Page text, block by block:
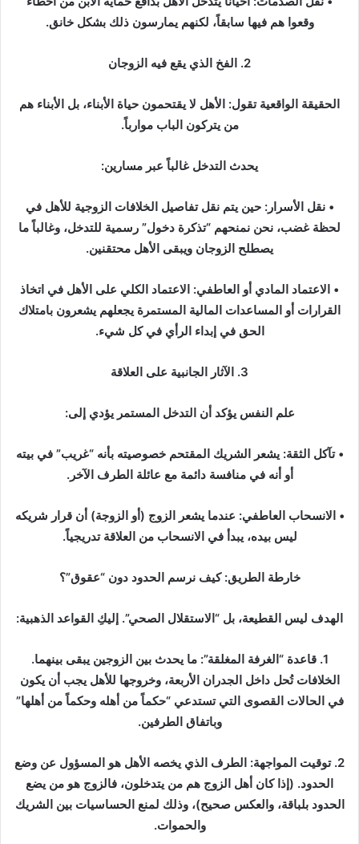
وقعوا هم فيها سابقاً، لكنهم يمارسون ذلك بشكل خانق.
2. الفخ الذي يقع فيه الزوجان
الحقيقة الواقعية تقول: الأهل لا يقتحمون حياة الأبناء، بل الأبناء هم
من يتركون الباب موارباً.
يحدث التدخل غالباً عبر مسارين:
• نقل الأسرار: حين يتم نقل تفاصيل الخلافات الزوجية للأهل في
لحظة غضب، نحن نمنحهم “تذكرة دخول” رسمية للتدخل، وغالباً ما
يصطلح الزوجان ويبقى الأهل محتقنين.
• الاعتماد المادي أو العاطفي: الاعتماد الكلي على الأهل في اتخاذ
القرارات أو المساعدات المالية المستمرة يجعلهم يشعرون بامتلاك
الحق في إبداء الرأي في كل شيء.
3. الآثار الجانبية على العلاقة
علم النفس يؤكد أن التدخل المستمر يؤدي إلى:
• تآكل الثقة: يشعر الشريك المقتحم خصوصيته بأنه “غريب” في بيته
أو أنه في منافسة دائمة مع عائلة الطرف الآخر.
• الانسحاب العاطفي: عندما يشعر الزوج (أو الزوجة) أن قرار شريكه
ليس بيده، يبدأ في الانسحاب من العلاقة تدريجياً.
خارطة الطريق: كيف نرسم الحدود دون “عقوق”؟
الهدف ليس القطيعة، بل “الاستقلال الصحي”. إليكِ القواعد الذهبية:
1. قاعدة “الغرفة المغلقة”: ما يحدث بين الزوجين يبقى بينهما.
الخلافات تُحل داخل الجدران الأربعة، وخروجها للأهل يجب أن يكون
في الحالات القصوى التي تستدعي “حكماً من أهله وحكماً من أهلها”
وباتفاق الطرفين.
2. توقيت المواجهة: الطرف الذي يخصه الأهل هو المسؤول عن وضع
الحدود. (إذا كان أهل الزوج هم من يتدخلون، فالزوج هو من يضع
الحدود بلباقة، والعكس صحيح)، وذلك لمنع الحساسيات بين الشريك
والحموات.